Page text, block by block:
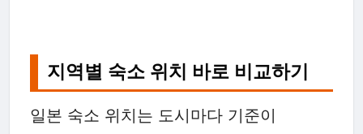
지역별 숙소 위치 바로 비교하기
일본 숙소 위치는 도시마다 기준이